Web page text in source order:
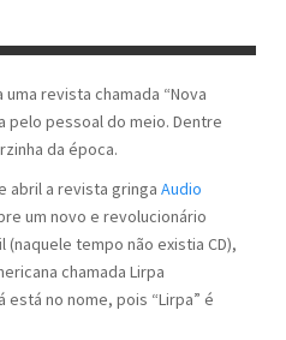
revista chamada “Nova
pelo pessoal do meio. Dentre
da época.
abril a revista gringa Audio
um novo e revolucionário
tempo não existia CD),
chamada Lirpa
no nome, pois “Lirpa” é